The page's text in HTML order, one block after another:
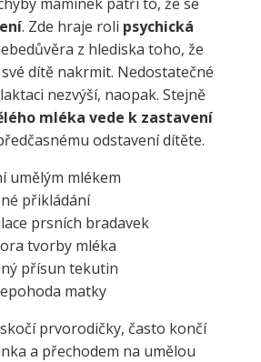
. Zde hraje roli psychická
z hlediska toho, že
dítě nakrmit. Nedostatečné
nezvýší, naopak. Stejně
mléka vede k zastavení
odstavení dítěte.
umělým mlékem
přikládání
prsních bradavek
tvorby mléka
přísun tekutin
matky
prvorodičky, často končí
a přechodem na umělou